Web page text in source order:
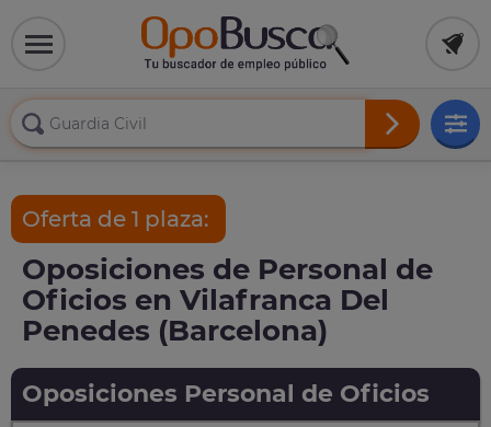
Oferta de 1 plaza:
Oposiciones de Personal de
Oficios en Vilafranca Del
Penedes (Barcelona)
Oposiciones Personal de Oficios